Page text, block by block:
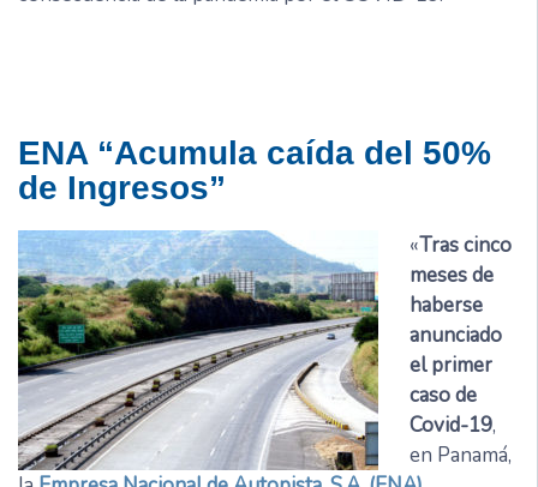
ENA “Acumula caída del 50%
de Ingresos”
«Tras cinco
meses de
haberse
anunciado
el primer
caso de
Covid-19,
en Panamá,